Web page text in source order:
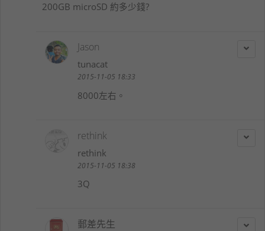
200GB microSD 約多少錢?
Jason
tunacat
2015-11-05 18:33
8000左右。
rethink
rethink
2015-11-05 18:38
3Q
郵差先生